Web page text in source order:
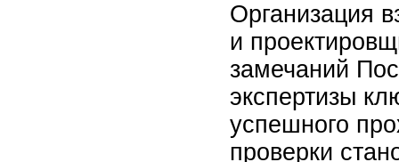
Организация
и
замечаний
экспертизы
успешного
проверки